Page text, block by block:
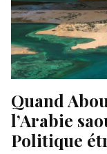
Quand
l’Arabie
Politique